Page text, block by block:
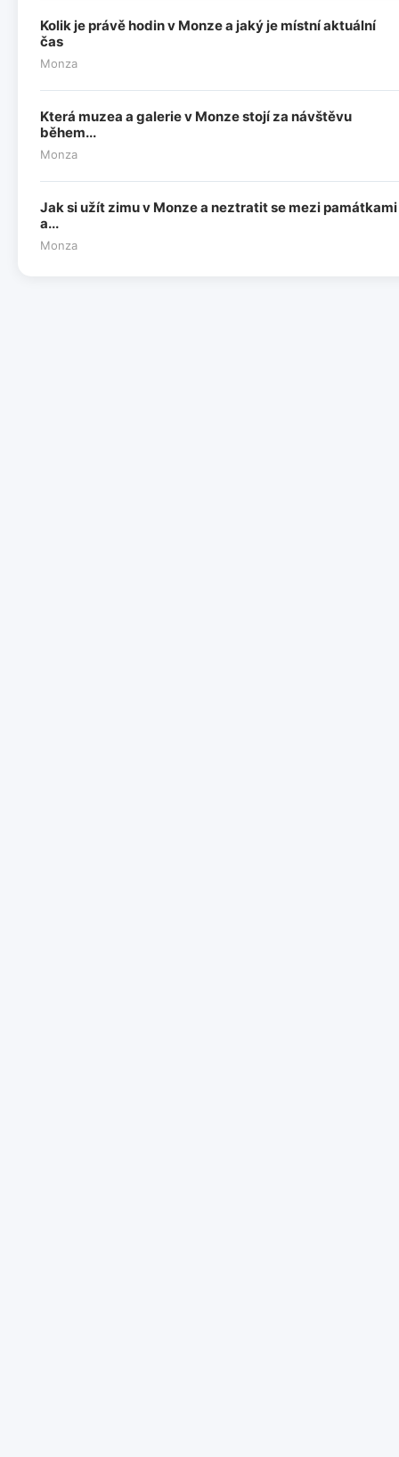
Kolik je právě hodin v Monze a jaký je místní aktuální
čas
Monza
Která muzea a galerie v Monze stojí za návštěvu
během...
Monza
Jak si užít zimu v Monze a neztratit se mezi památkami
a...
Monza